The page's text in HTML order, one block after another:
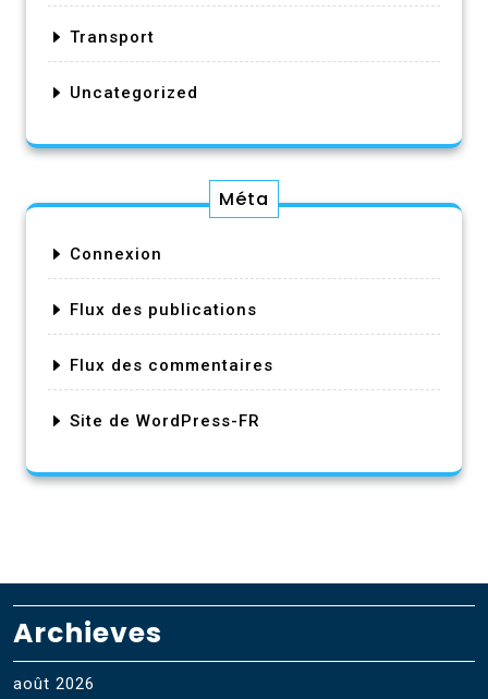
Transport
Uncategorized
Méta
Connexion
Flux des publications
Flux des commentaires
Site de WordPress-FR
Archieves
août 2026